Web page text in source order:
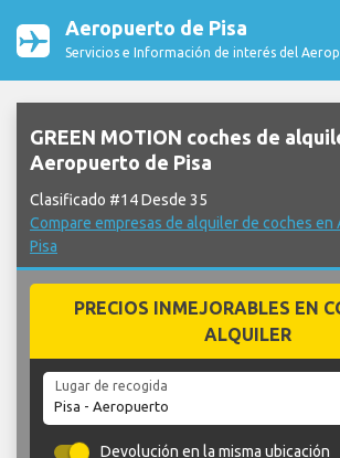
Aeropuerto de Pisa
Servicios e Información de interés del
GREEN MOTION coches de
Aeropuerto de Pisa
Clasificado #14 Desde 35
Compare empresas de alquiler de coches en
Pisa
PRECIOS INMEJORABLES EN
ALQUILER
Lugar de recogida
Devolución en la misma ubicación